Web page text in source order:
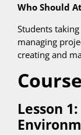
Who Should
Students
managing
creating and
Lesson